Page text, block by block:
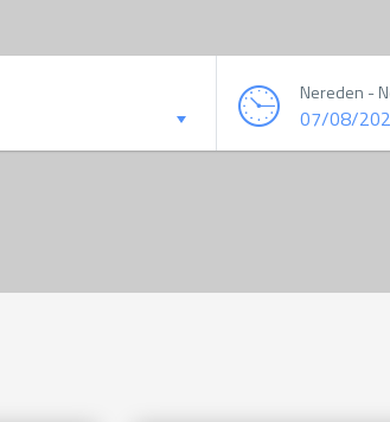
Nereden -
07/08/